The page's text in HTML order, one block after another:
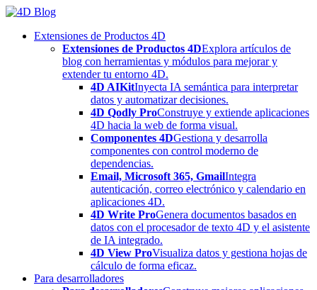
Skip
contentExtensiones de Productos 4D
Extensiones de Productos 4DExplora artículos de
blog con herramientas y módulos para mejorar y
extender tu entorno 4D.
4D AIKitInyecta IA semántica para interpretar
datos y automatizar decisiones.
4D Qodly ProConstruye y extiende aplicaciones
4D hacia la web de forma visual.
Componentes 4DGestiona y desarrolla
componentes con control moderno de
dependencias.
Email, Microsoft 365, GmailIntegra
autenticación, correo electrónico y calendario en
aplicaciones 4D.
4D Write ProGenera documentos basados en
datos con el procesador de texto 4D y el asistente
de IA integrado.
4D View ProVisualiza datos y gestiona hojas de
cálculo de forma eficaz.
Para desarrolladores